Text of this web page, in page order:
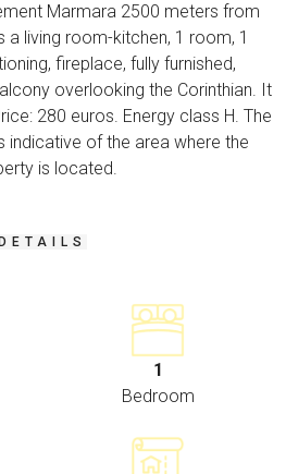
Marmara 2500 meters from
a living room-kitchen, 1 room, 1
fireplace, fully furnished,
overlooking the Corinthian. It
280 euros. Energy class H. The
indicative of the area where the
is located.
DETAILS
1
Bedroom